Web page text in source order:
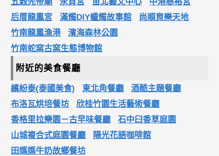
后厝龍鳳宮
滿燭DIY蠟燭故事館
尚順育樂天地
竹南龍鳳漁港
濱海森林公園
竹南蛇窯古窯生態博物館
附近的美食餐廳
繽紛泰(泰國美食) 東北角餐廳
酒酷主題餐廳
布洛瓦烘培餐坊
欣桂竹園生活藝術餐廳
香格里拉樂園－古早味餐廳
石中臼香草庭園
山城複合式庭園餐廳
陽光花語咖啡館
田媽媽牛奶故鄉餐坊